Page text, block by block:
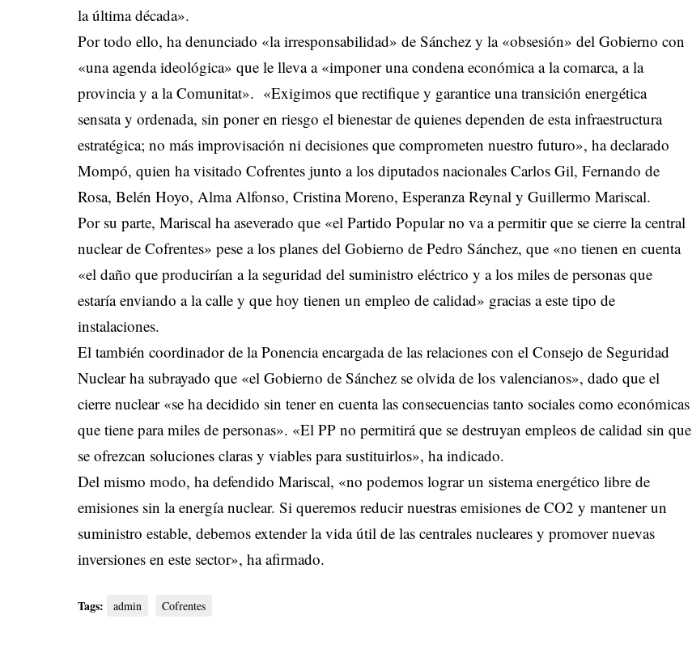
la última década».
Por todo ello, ha denunciado «la irresponsabilidad» de Sánchez y la «obsesión» del Gobierno con
«una agenda ideológica» que le lleva a «imponer una condena económica a la comarca, a la
provincia y a la Comunitat». «Exigimos que rectifique y garantice una transición energética
sensata y ordenada, sin poner en riesgo el bienestar de quienes dependen de esta infraestructura
estratégica; no más improvisación ni decisiones que comprometen nuestro futuro», ha declarado
Mompó, quien ha visitado Cofrentes junto a los diputados nacionales Carlos Gil, Fernando de
Rosa, Belén Hoyo, Alma Alfonso, Cristina Moreno, Esperanza Reynal y Guillermo Mariscal.
Por su parte, Mariscal ha aseverado que «el Partido Popular no va a permitir que se cierre la central
nuclear de Cofrentes» pese a los planes del Gobierno de Pedro Sánchez, que «no tienen en cuenta
«el daño que producirían a la seguridad del suministro eléctrico y a los miles de personas que
estaría enviando a la calle y que hoy tienen un empleo de calidad» gracias a este tipo de
instalaciones.
El también coordinador de la Ponencia encargada de las relaciones con el Consejo de Seguridad
Nuclear ha subrayado que «el Gobierno de Sánchez se olvida de los valencianos», dado que el
cierre nuclear «se ha decidido sin tener en cuenta las consecuencias tanto sociales como económicas
que tiene para miles de personas». «El PP no permitirá que se destruyan empleos de calidad sin que
se ofrezcan soluciones claras y viables para sustituirlos», ha indicado.
Del mismo modo, ha defendido Mariscal, «no podemos lograr un sistema energético libre de
emisiones sin la energía nuclear. Si queremos reducir nuestras emisiones de CO2 y mantener un
suministro estable, debemos extender la vida útil de las centrales nucleares y promover nuevas
inversiones en este sector», ha afirmado.
Tags: admin Cofrentes